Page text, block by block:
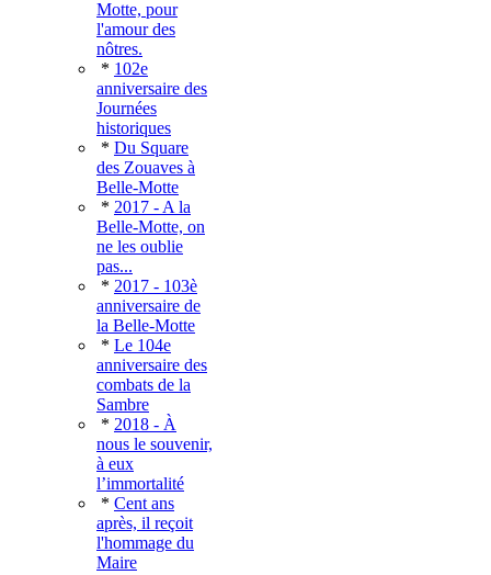
Motte, pour
l'amour des
nôtres.
* 102e
anniversaire des
Journées
historiques
* Du Square
des Zouaves à
Belle-Motte
* 2017 - A la
Belle-Motte, on
ne les oublie
pas...
* 2017 - 103è
anniversaire de
la Belle-Motte
* Le 104e
anniversaire des
combats de la
Sambre
* 2018 - À
nous le souvenir,
à eux
l’immortalité
* Cent ans
après, il reçoit
l'hommage du
Maire